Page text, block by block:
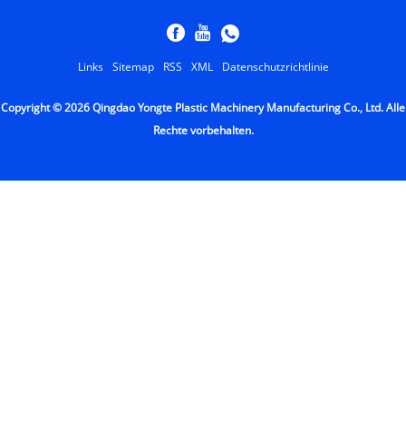
Links Sitemap RSS XML Datenschutzrichtlinie
Copyright © 2026 Qingdao Yongte Plastic Machinery Manufacturing Co., Ltd. Alle
Rechte vorbehalten.